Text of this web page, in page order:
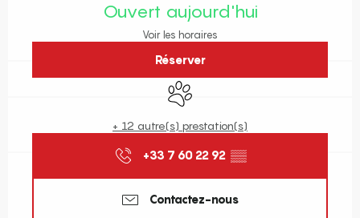
Ouvert aujourd'hui
Voir les horaires
Réserver
Animaux acceptés
+ 12 autre(s) prestation(s)
+33 7 60 22 92 ▒▒
Contactez-nous